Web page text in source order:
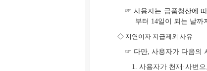
☞ 사용자는 금품청산에
부터 14일이 되는 날
◇ 지연이자 지급제외 사유
☞ 다만, 사용자가 다음의
1. 사용자가 천재·사변